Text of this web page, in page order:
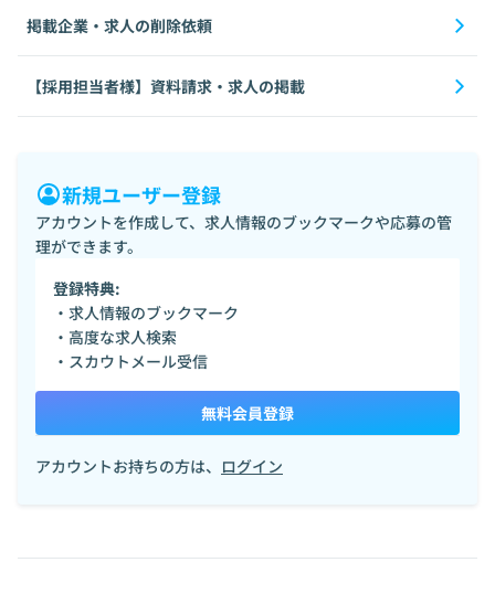
掲載企業・求人の削除依頼
【採用担当者様】資料請求・求人の掲載
新規ユーザー登録
アカウントを作成して、求人情報のブックマークや応募の管
理ができます。
登録特典:
・求人情報のブックマーク
・高度な求人検索
・スカウトメール受信
無料会員登録
アカウントお持ちの方は、 ログイン